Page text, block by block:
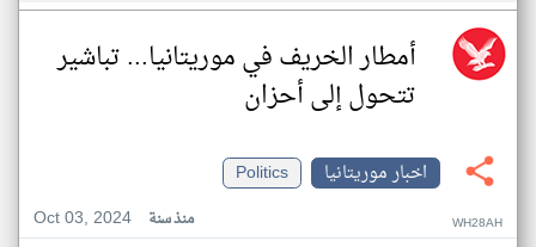
أمطار الخريف في موريتانيا... تباشير
تتحول إلى أحزان
اخبار موريتانيا
Politics
Oct 03, 2024
منذ سنة WH28AH